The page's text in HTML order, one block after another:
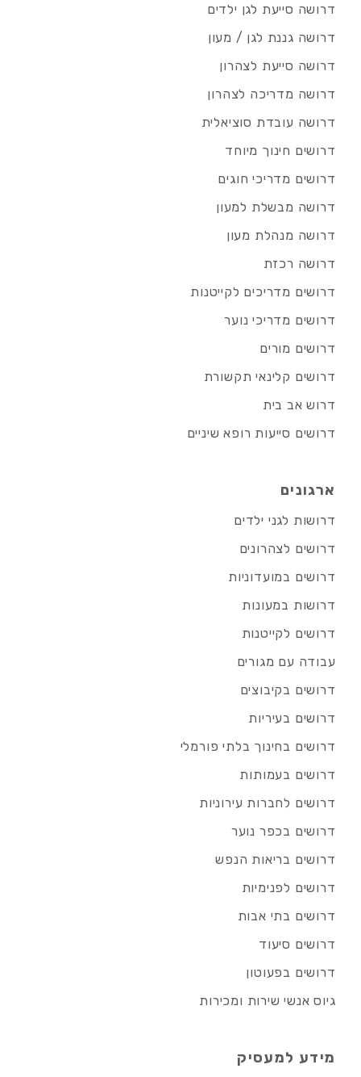
דרושה סייעת לגן ילדים
דרושה גננת לגן / מעון
דרושה סייעת לצהרון
דרושה מדריכה לצהרון
דרושה עובדת סוציאלית
דרושים חינוך מיוחד
דרושים מדריכי חוגים
דרושה מבשלת למעון
דרושה מנהלת מעון
דרושה רכזת
דרושים מדריכים לקייטנות
דרושים מדריכי נוער
דרושים מורים
דרושים קלינאי תקשורת
דרוש אב בית
דרושים סייעות רופא שיניים
ארגונים
דרושות לגני ילדים
דרושים לצהרונים
דרושים במועדוניות
דרושות במעונות
דרושים לקייטנות
עבודה עם מגורים
דרושים בקיבוצים
דרושים בעיריות
דרושים בחינוך בלתי פורמלי
דרושים בעמותות
דרושים לחברות עירוניות
דרושים בכפר נוער
דרושים בריאות הנפש
דרושים לפנימיות
דרושים בתי אבות
דרושים סיעוד
דרושים בפעוטון
גיוס אנשי שירות ומכירות
מידע למעסיק